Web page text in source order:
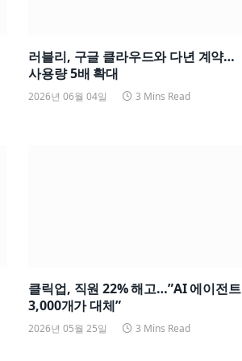
러블리, 구글 클라우드와 다년 계약…
사용량 5배 확대
2026년 06월 04일 3 Mins Read
클릭업, 직원 22% 해고…”AI 에이전트
3,000개가 대체”
2026년 05월 25일 3 Mins Read